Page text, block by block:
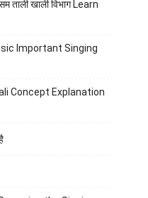
खाली विभाग Learn
Important Singing
Concept Explanation